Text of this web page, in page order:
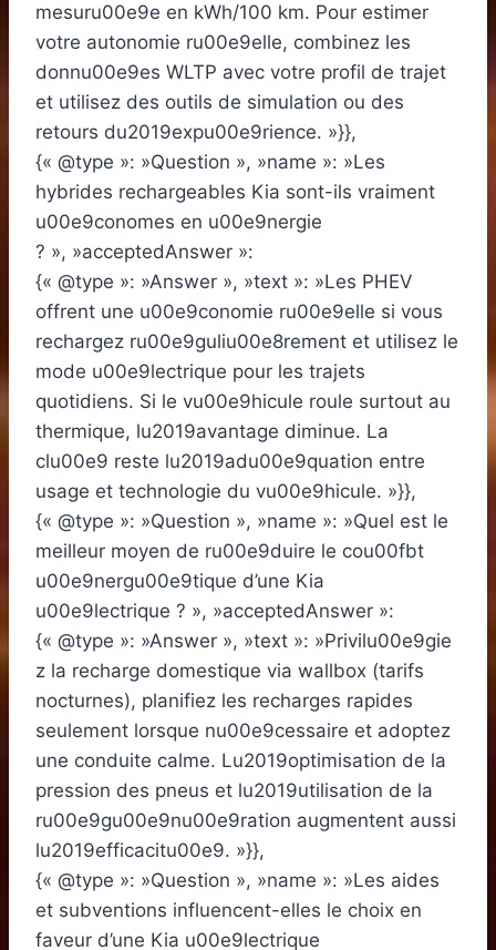
mesuru00e9e en kWh/100 km. Pour estimer
votre autonomie ru00e9elle, combinez les
donnu00e9es WLTP avec votre profil de trajet
et utilisez des outils de simulation ou des
retours du2019expu00e9rience. »}},
{« @type »: »Question », »name »: »Les
hybrides rechargeables Kia sont-ils vraiment
u00e9conomes en u00e9nergie
? », »acceptedAnswer »:
{« @type »: »Answer », »text »: »Les PHEV
offrent une u00e9conomie ru00e9elle si vous
rechargez ru00e9guliu00e8rement et utilisez le
mode u00e9lectrique pour les trajets
quotidiens. Si le vu00e9hicule roule surtout au
thermique, lu2019avantage diminue. La
clu00e9 reste lu2019adu00e9quation entre
usage et technologie du vu00e9hicule. »}},
{« @type »: »Question », »name »: »Quel est le
meilleur moyen de ru00e9duire le cou00fbt
u00e9nergu00e9tique d’une Kia
u00e9lectrique ? », »acceptedAnswer »:
{« @type »: »Answer », »text »: »Privilu00e9gie
z la recharge domestique via wallbox (tarifs
nocturnes), planifiez les recharges rapides
seulement lorsque nu00e9cessaire et adoptez
une conduite calme. Lu2019optimisation de la
pression des pneus et lu2019utilisation de la
ru00e9gu00e9nu00e9ration augmentent aussi
lu2019efficacitu00e9. »}},
{« @type »: »Question », »name »: »Les aides
et subventions influencent-elles le choix en
faveur d’une Kia u00e9lectrique